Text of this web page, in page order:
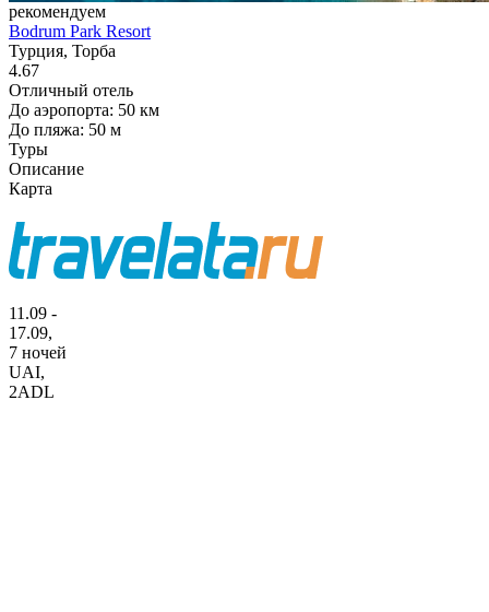
рекомендуем
Bodrum Park Resort
Турция, Торба
4.67
Отличный отель
До аэропорта: 50 км
До пляжа: 50 м
Туры
Описание
Карта
11.09 -
17.09,
7 ночей
UAI,
2ADL